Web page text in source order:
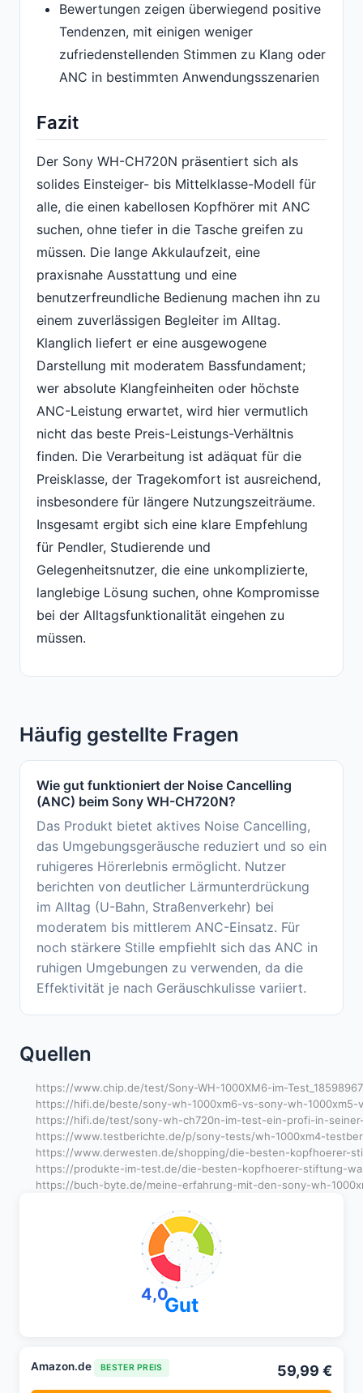
Bewertungen zeigen überwiegend positive
Tendenzen, mit einigen weniger
zufriedenstellenden Stimmen zu Klang oder
ANC in bestimmten Anwendungsszenarien
Fazit
Der Sony WH-CH720N präsentiert sich als
solides Einsteiger- bis Mittelklasse-Modell für
alle, die einen kabellosen Kopfhörer mit ANC
suchen, ohne tiefer in die Tasche greifen zu
müssen. Die lange Akkulaufzeit, eine
praxisnahe Ausstattung und eine
benutzerfreundliche Bedienung machen ihn zu
einem zuverlässigen Begleiter im Alltag.
Klanglich liefert er eine ausgewogene
Darstellung mit moderatem Bassfundament;
wer absolute Klangfeinheiten oder höchste
ANC-Leistung erwartet, wird hier vermutlich
nicht das beste Preis-Leistungs-Verhältnis
finden. Die Verarbeitung ist adäquat für die
Preisklasse, der Tragekomfort ist ausreichend,
insbesondere für längere Nutzungszeiträume.
Insgesamt ergibt sich eine klare Empfehlung
für Pendler, Studierende und
Gelegenheitsnutzer, die eine unkomplizierte,
langlebige Lösung suchen, ohne Kompromisse
bei der Alltagsfunktionalität eingehen zu
müssen.
Häufig gestellte Fragen
Wie gut funktioniert der Noise Cancelling
(ANC) beim Sony WH-CH720N?
Das Produkt bietet aktives Noise Cancelling,
das Umgebungsgeräusche reduziert und so ein
ruhigeres Hörerlebnis ermöglicht. Nutzer
berichten von deutlicher Lärmunterdrückung
im Alltag (U-Bahn, Straßenverkehr) bei
moderatem bis mittlerem ANC-Einsatz. Für
noch stärkere Stille empfiehlt sich das ANC in
ruhigen Umgebungen zu verwenden, da die
Effektivität je nach Geräuschkulisse variiert.
Quellen
https://www.chip.de/test/Sony-WH-1000XM6-im-
https://hifi.de/beste/sony-wh-1000xm6-vs-sony-wh-1000xm5-
https://hifi.de/test/sony-wh-ch720n-im-test-ein-profi-in-
https://www.testberichte.de/p/sony-tests/wh-1000xm4-
https://www.derwesten.de/shopping/die-besten-kopfhoerer-
https://produkte-im-test.de/die-besten-kopfhoerer-stiftung-
https://buch-byte.de/meine-erfahrung-mit-den-sony-wh-
4,0Gut
Amazon.de BESTER PREIS 59,99 €